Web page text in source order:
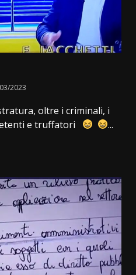
2023
oltre i criminali, i
e truffatori
...